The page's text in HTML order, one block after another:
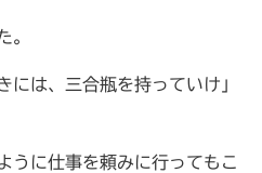
。
には、三合瓶を持っていけ」
うに仕事を頼みに行ってもこ